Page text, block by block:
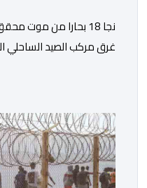
غرق مركب الصيد الساحلي
المركب أثناء مزاولته
الوضعية وينتهي الأمر